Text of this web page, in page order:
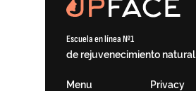
Escuela en línea №1
de rejuvenecimiento natural
Menu Privacy